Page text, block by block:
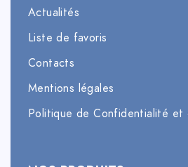
Actualités
Liste de favoris
Contacts
Mentions légales
Politique de Confidentialité et